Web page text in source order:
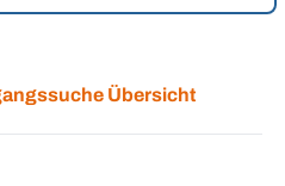
Übersicht